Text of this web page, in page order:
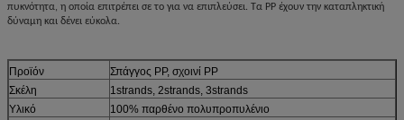
πυκνότητα, η οποία επιτρέπει σε το για να επιπλεύσει. Τα PP έχουν την καταπληκτική
δύναμη και δένει εύκολα.
Προϊόν
Σπάγγος PP, σχοινί PP
Σκέλη
1strands, 2strands, 3strands
Υλικό
100% παρθένο πολυπροπυλένιο